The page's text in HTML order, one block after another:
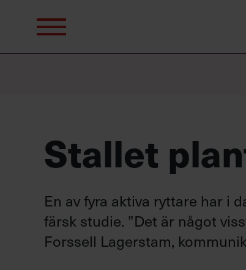
efter:
Stallet
En av fyra aktiva ryttare har i
färsk studie. ”Det är något
Forssell Lagerstam,